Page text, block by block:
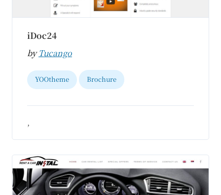
iDoc24
byTucango
YOOtheme Brochure
,